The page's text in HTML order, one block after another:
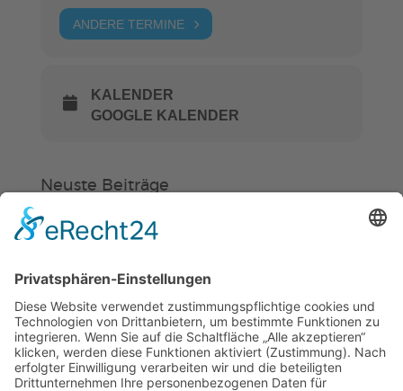
ANDERE TERMINE
KALENDER
GOOGLE KALENDER
Neuste Beiträge
Verein
Schwimmabzeichen“
Sommercamps: Fußball, Tanz oder
Hockey